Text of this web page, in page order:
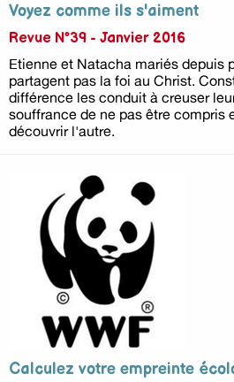
Voyez comme ils s'aiment
Revue N°39 - Janvier 2016
Etienne et Natacha mariés depuis
partagent pas la foi au Christ.
différence les conduit à creuser
souffrance de ne pas être compris
découvrir l'autre.
Calculez votre empreinte